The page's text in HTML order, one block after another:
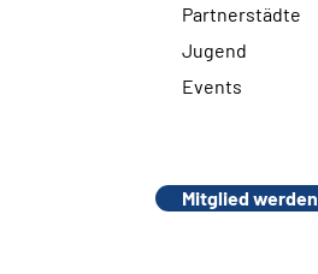
in
(Musikprojekte
Partnerstädte
Jugend
Events
Mitglied werden